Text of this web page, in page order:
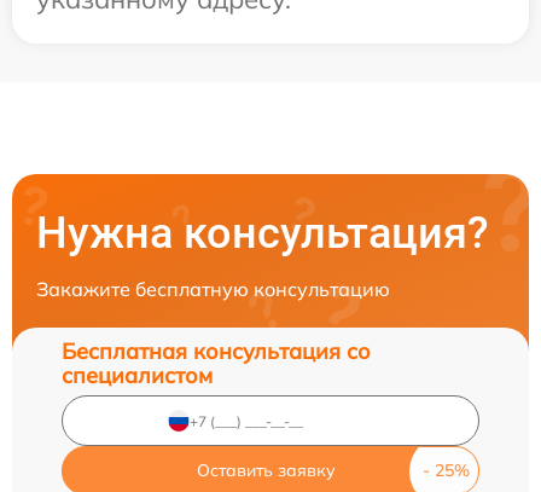
Нужна консультация?
Закажите бесплатную консультацию
Бесплатная консультация со
специалистом
Оставить заявку